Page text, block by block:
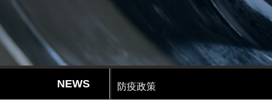
防疫政策
休息公告
防疫政策